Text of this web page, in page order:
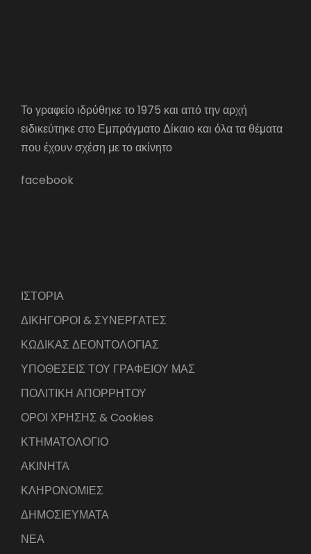
Το γραφείο ιδρύθηκε το 1975 και από την αρχή
ειδικεύτηκε στο Εμπράγματο Δίκαιο και όλα τα θέματα
που έχουν σχέση με το ακίνητο
facebook
ΙΣΤΟΡΙΑ
ΔΙΚΗΓΟΡΟΙ & ΣΥΝΕΡΓΑΤΕΣ
ΚΩΔΙΚΑΣ ΔΕΟΝΤΟΛΟΓΙΑΣ
ΥΠΟΘΕΣΕΙΣ ΤΟΥ ΓΡΑΦΕΙΟΥ ΜΑΣ
ΠΟΛΙΤΙΚΗ ΑΠΟΡΡΗΤΟΥ
ΟΡΟΙ ΧΡΗΣΗΣ & Cookies
ΚΤΗΜΑΤΟΛΟΓΙΟ
ΑΚΙΝΗΤΑ
ΚΛΗΡΟΝΟΜΙΕΣ
ΔΗΜΟΣΙΕΥΜΑΤΑ
ΝΕΑ